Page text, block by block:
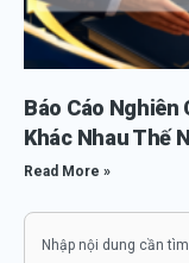
Báo Cáo Nghiên
Khác Nhau Thế
Read More »